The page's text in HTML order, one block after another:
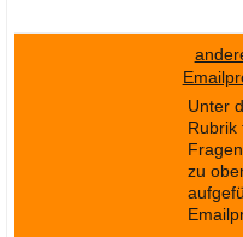
Unter
Rubrik
zu